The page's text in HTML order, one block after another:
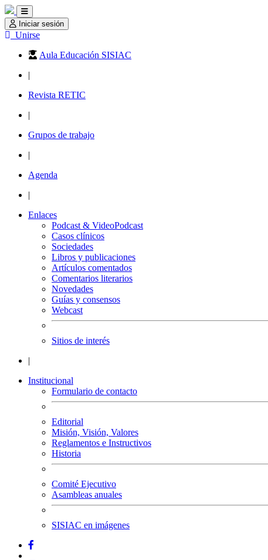
Iniciar sesión
Unirse
Aula Educación SISIAC
|
Revista RETIC
|
Grupos de trabajo
|
Agenda
|
Enlaces
Podcast & VideoPodcast
Casos clínicos
Sociedades
Libros y publicaciones
Artículos comentados
Comentarios literarios
Novedades
Guías y consensos
Webcast
Sitios de interés
|
Institucional
Formulario de contacto
Editorial
Misión, Visión, Valores
Reglamentos e Instructivos
Historia
Comité Ejecutivo
Asambleas anuales
SISIAC en imágenes